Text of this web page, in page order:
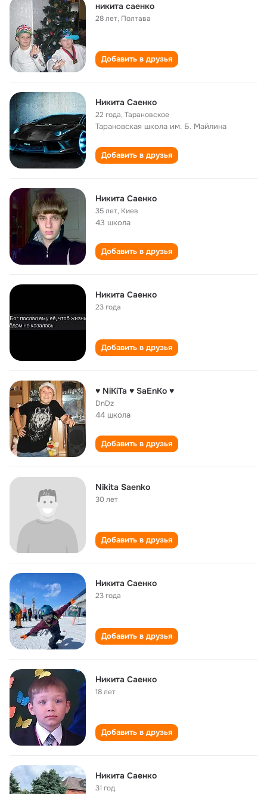
никита саенко
28 лет, Полтава
Добавить в друзья
Никита Саенко
22 года,Тарановское
Тарановская школа им. Б. Майлина
Добавить в друзья
Никита Саенко
35 лет, Киев
43 школа
Добавить в друзья
Никита Саенко
23 года
Добавить в друзья
♥ NiKiTa ♥ SaEnKo ♥
DnDz
44 школа
Добавить в друзья
Nikita Saenko
30 лет
Добавить в друзья
Никита Саенко
23 года
Добавить в друзья
Никита Саенко
18 лет
Добавить в друзья
Никита Саенко
31 год